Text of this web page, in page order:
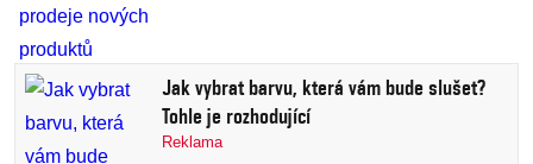
Jak vybrat barvu, která vám bude slušet?
Tohle je rozhodující
Reklama